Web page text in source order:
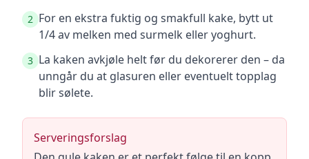
2 For en ekstra fuktig og smakfull kake, bytt ut
1/4 av melken med surmelk eller yoghurt.
3 La kaken avkjøle helt før du dekorerer den – da
unngår du at glasuren eller eventuelt topplag
blir sølete.
Serveringsforslag